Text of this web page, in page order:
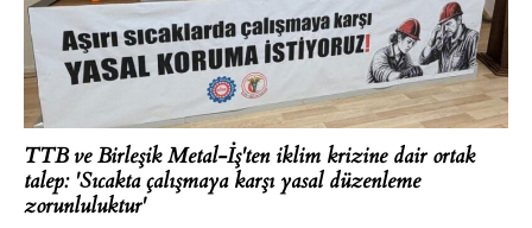
TTB ve Birleşik Metal-İş'ten iklim krizine dair ortak
talep: 'Sıcakta çalışmaya karşı yasal düzenleme
zorunluluktur'